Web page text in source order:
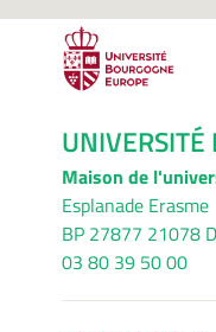
UNIVERSITÉ
Maison de
Esplanade Erasme
BP 27877 21078
03 80 39 50 00